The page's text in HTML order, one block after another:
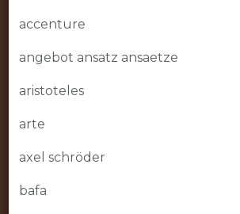
accenture
angebot ansatz ansaetze
aristoteles
arte
axel schröder
bafa